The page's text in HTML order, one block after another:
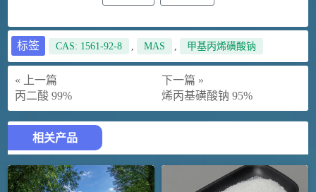
标签 CAS: 1561-92-8 , MAS , 甲基丙烯磺酸钠
« 上一篇
丙二酸 99%
下一篇 »
烯丙基磺酸钠 95%
相关产品